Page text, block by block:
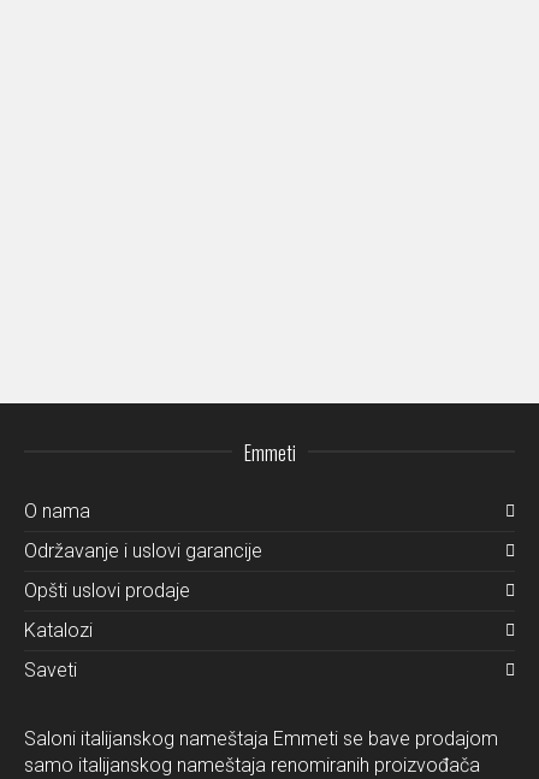
Emmeti
O nama
Održavanje i uslovi garancije
Opšti uslovi prodaje
Katalozi
Saveti
Saloni italijanskog nameštaja Emmeti se bave prodajom
samo italijanskog nameštaja renomiranih proizvođača